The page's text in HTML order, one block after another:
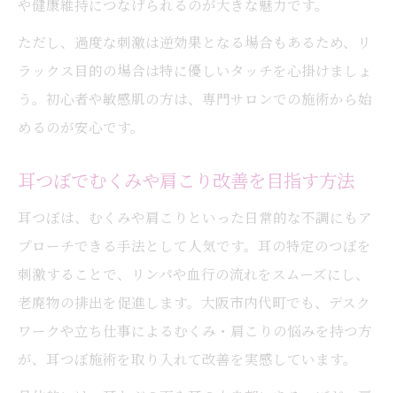
や健康維持につなげられるのが大きな魅力です。
ただし、過度な刺激は逆効果となる場合もあるため、リ
ラックス目的の場合は特に優しいタッチを心掛けましょ
う。初心者や敏感肌の方は、専門サロンでの施術から始
めるのが安心です。
耳つぼでむくみや肩こり改善を目指す方法
耳つぼは、むくみや肩こりといった日常的な不調にもア
プローチできる手法として人気です。耳の特定のつぼを
刺激することで、リンパや血行の流れをスムーズにし、
老廃物の排出を促進します。大阪市内代町でも、デスク
ワークや立ち仕事によるむくみ・肩こりの悩みを持つ方
が、耳つぼ施術を取り入れて改善を実感しています。